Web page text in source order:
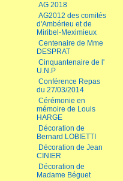
AG 2018
AG2012 des comités
d'Ambérieu et de
Miribel-Meximieux
Centenaire de Mme
DESPRAT
Cinquantenaire de l'
U.N.P
Conférence Repas
du 27/03/2014
Cérémonie en
mémoire de Louis
HARGE
Décoration de
Bernard LOBIETTI
Décoration de Jean
CINIER
Décoration de
Madame Béguet